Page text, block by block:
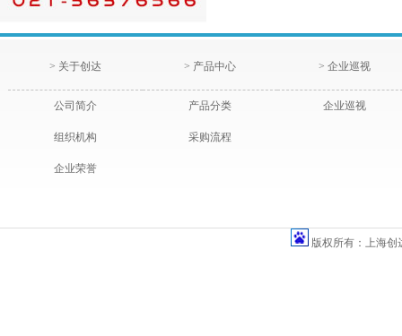
> 关于创达
公司简介
组织机构
企业荣誉
> 产品中心
产品分类
采购流程
> 企业巡视
企业巡视
版权所有：上海